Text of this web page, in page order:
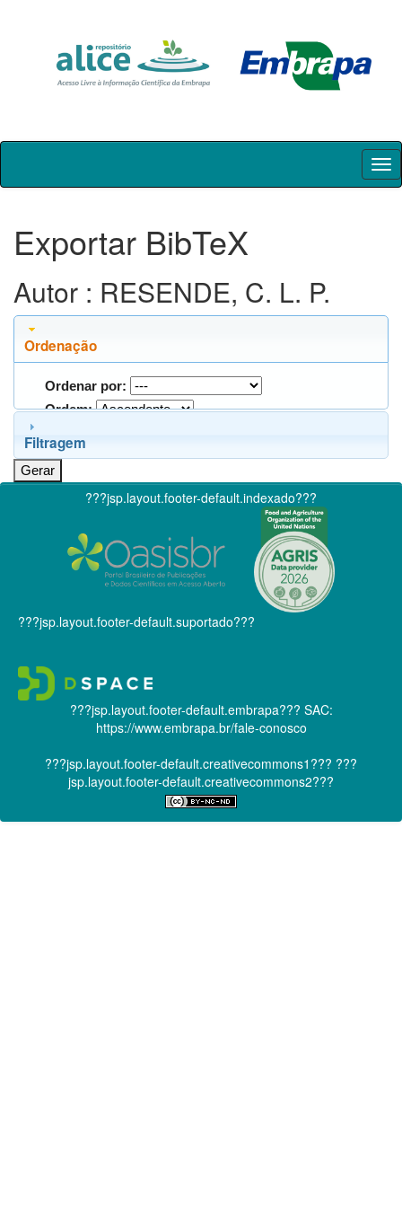
Skip
Exportar BibTeX
Autor : RESENDE, C. L. P.
Ordenação
Ordenar por:
Ordem:
Filtragem
???jsp.layout.footer-default.indexado???
???jsp.layout.footer-default.suportado???
???jsp.layout.footer-default.embrapa??? SAC:
https://www.embrapa.br/fale-conosco
???jsp.layout.footer-default.creativecommons1??? ???
jsp.layout.footer-default.creativecommons2???